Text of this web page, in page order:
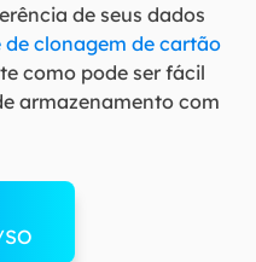
de seus dados
de clonagem de cartão
como pode ser fácil
armazenamento com